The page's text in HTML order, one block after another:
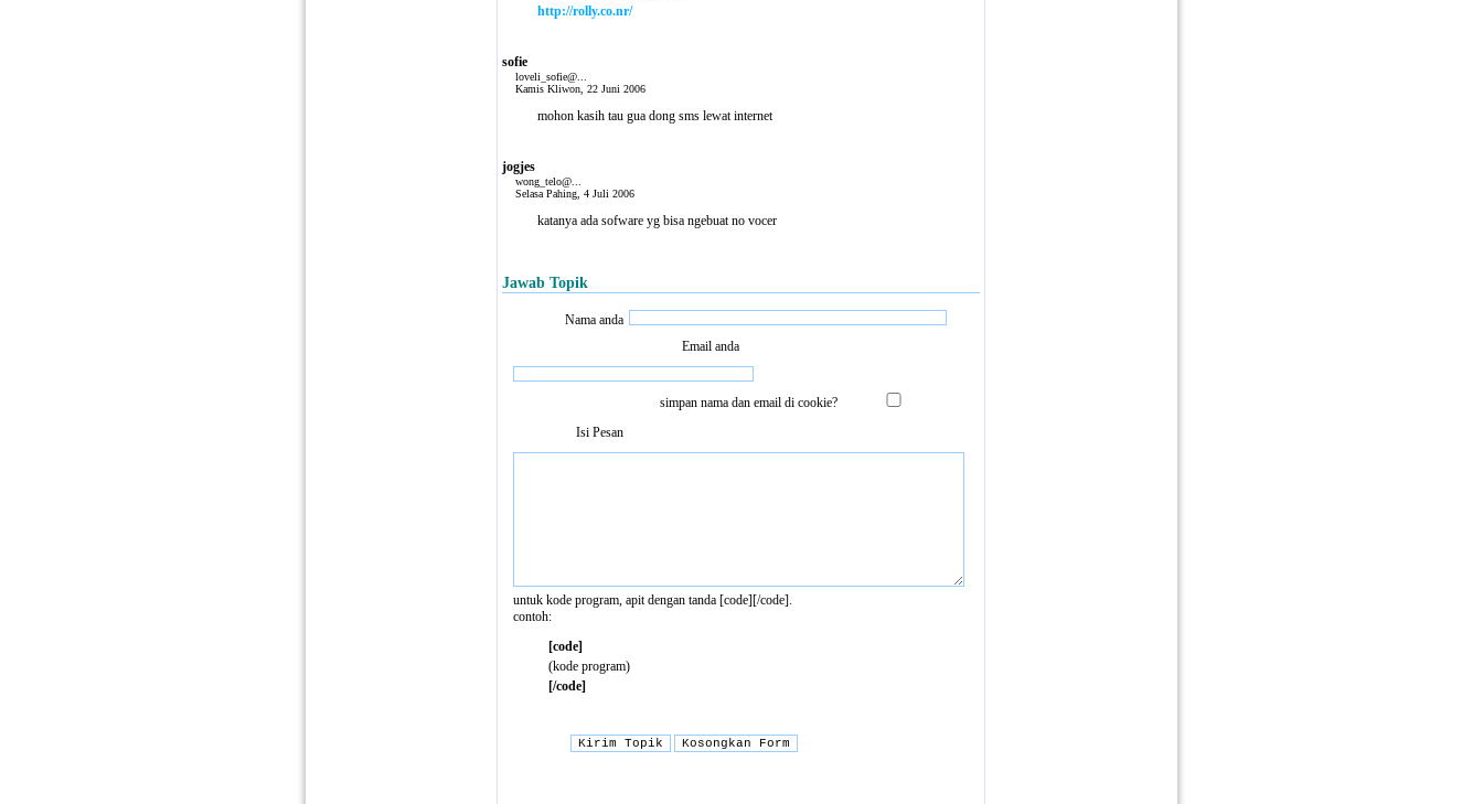
http://rolly.co.nr/
sofie
loveli_sofie@...
Kamis Kliwon, 22 Juni 2006
mohon kasih tau gua dong sms lewat internet
jogjes
wong_telo@...
Selasa Pahing, 4 Juli 2006
katanya ada sofware yg bisa ngebuat no vocer
Jawab Topik
Nama anda
Email anda
simpan nama dan email di cookie?
Isi Pesan
untuk kode program, apit dengan tanda [code][/code].
contoh:
[code]
(kode program)
[/code]